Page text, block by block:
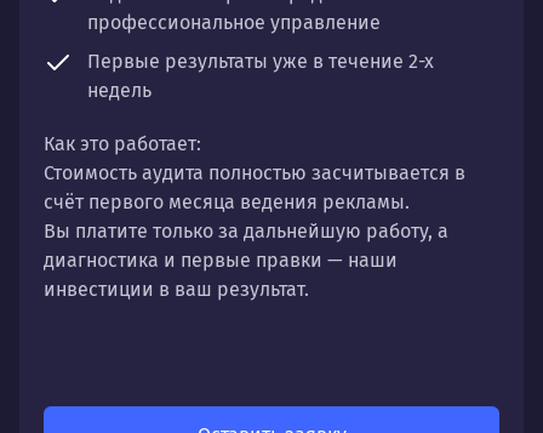
профессиональное управление
Первые результаты уже в течение 2-х
недель
Как это работает:
Стоимость аудита полностью засчитывается в
счёт первого месяца ведения рекламы.
Вы платите только за дальнейшую работу, а
диагностика и первые правки — наши
инвестиции в ваш результат.